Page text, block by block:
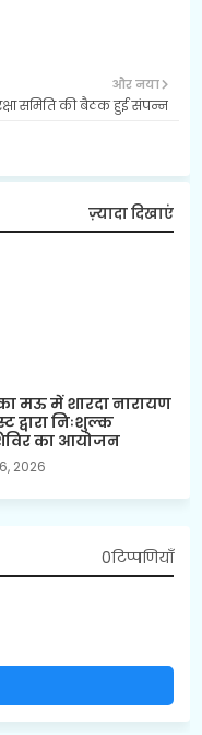
और नया
समिति की बैठक हुई संपन्न
ज़्यादा दिखाएं
मऊ में शारदा नारायण
द्वारा निःशुल्क
का आयोजन
2026
0टिप्पणियाँ